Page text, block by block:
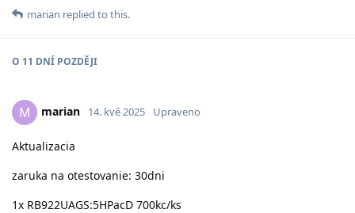
marian replied to this.
O 11 DNÍ POZDĚJI
M marian 14. kvě 2025 Upraveno
Aktualizacia
zaruka na otestovanie: 30dni
1x RB922UAGS:5HPacD 700kc/ks